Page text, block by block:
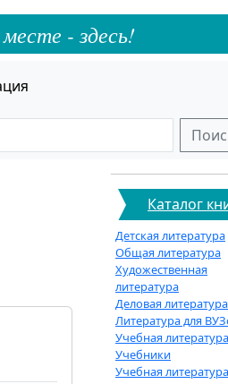
- здесь!
Каталог
Детская литература
Общая литература
Художественная
литература
Деловая литература
Литература для
Учебная
Учебники
Учебная